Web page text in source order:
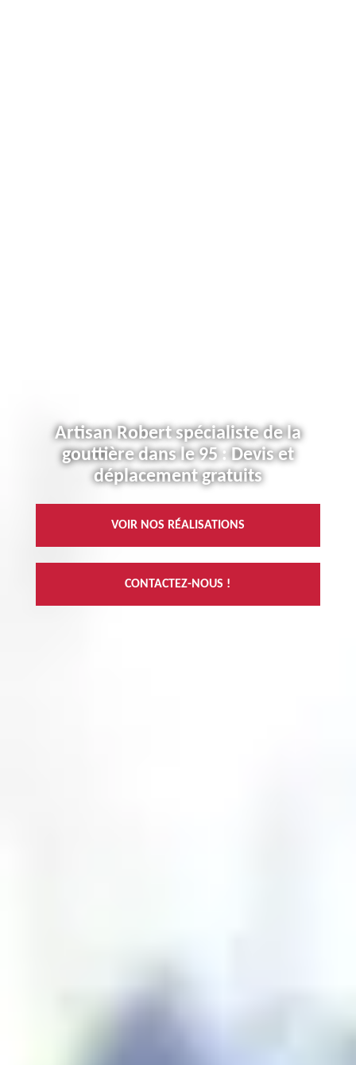
Artisan Robert spécialiste de la
gouttière dans le 95 : Devis et
déplacement gratuits
VOIR NOS RÉALISATIONS
CONTACTEZ-NOUS !